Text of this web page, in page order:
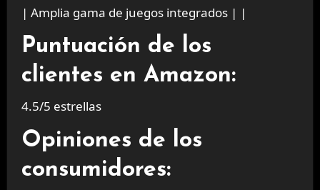
| Amplia gama de juegos integrados | |
Puntuación de los
clientes en Amazon:
4.5/5 estrellas
Opiniones de los
consumidores: